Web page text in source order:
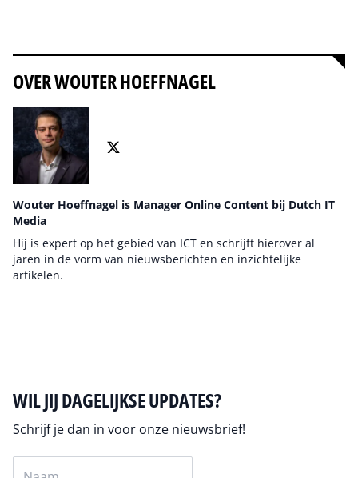
OVER WOUTER HOEFFNAGEL
Wouter Hoeffnagel is Manager Online Content bij Dutch IT
Media
Hij is expert op het gebied van ICT en schrijft hierover al
jaren in de vorm van nieuwsberichten en inzichtelijke
artikelen.
WIL JIJ DAGELIJKSE UPDATES?
Schrijf je dan in voor onze nieuwsbrief!